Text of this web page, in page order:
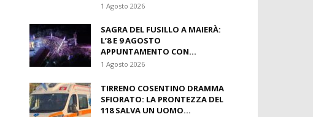
1 Agosto 2026
SAGRA DEL FUSILLO A MAIERÀ:
L’8 E 9 AGOSTO
APPUNTAMENTO CON...
1 Agosto 2026
TIRRENO COSENTINO DRAMMA
SFIORATO: LA PRONTEZZA DEL
118 SALVA UN UOMO...